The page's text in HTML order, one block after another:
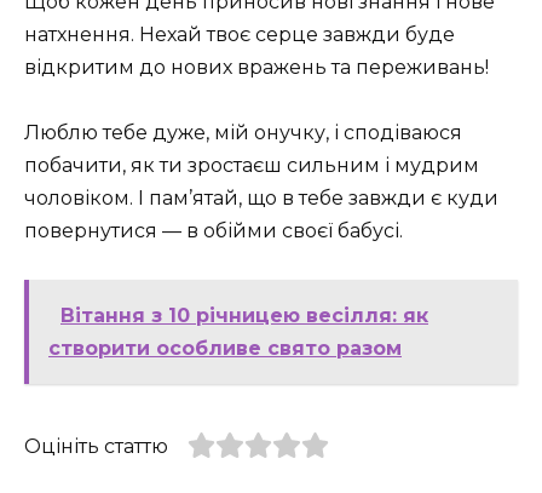
натхнення. Нехай твоє серце завжди буде
відкритим до нових вражень та переживань!
Люблю тебе дуже, мій онучку, і сподіваюся
побачити, як ти зростаєш сильним і мудрим
чоловіком. І пам’ятай, що в тебе завжди є куди
повернутися — в обійми своєї бабусі.
Вітання з 10 річницею весілля: як
створити особливе свято разом
Оцініть статтю